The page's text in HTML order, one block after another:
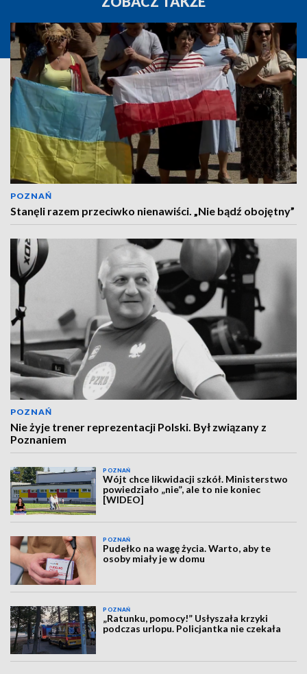
POZNAŃ
Stanęli razem przeciwko nienawiści. „Nie bądź obojętny”
POZNAŃ
Nie żyje trener reprezentacji Polski. Był związany z
Poznaniem
POZNAŃ
Wójt chce likwidacji szkół. Ministerstwo
powiedziało „nie”, ale to nie koniec
[WIDEO]
POZNAŃ
Pudełko na wagę życia. Warto, aby te
osoby miały je w domu
POZNAŃ
„Ratunku, pomocy!” Usłyszała krzyki
podczas urlopu. Policjantka nie czekała